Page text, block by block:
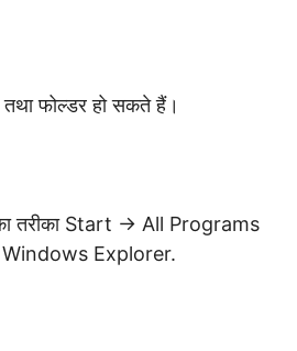
फोल्डर हो सकते हैं।
तरीका Start → All Programs
Explorer.